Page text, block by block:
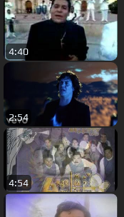
4:40
2:54
4:54